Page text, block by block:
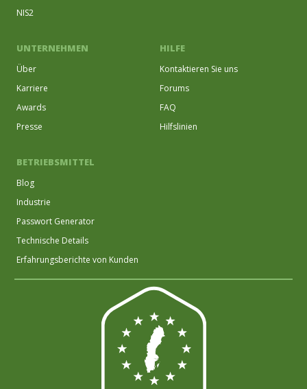
NIS2
UNTERNEHMEN
Über
Karriere
Awards
Presse
HILFE
Kontaktieren Sie uns
Forums
FAQ
Hilfslinien
BETRIEBSMITTEL
Blog
Industrie
Passwort Generator
Technische Details
Erfahrungsberichte von Kunden